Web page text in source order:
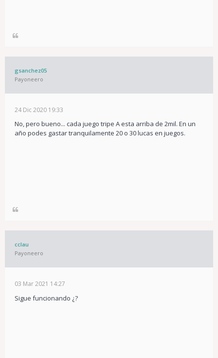
gsanchez05
Payoneero
24 Dic 2020 19:33
No, pero bueno... cada juego tripe A esta arriba de 2mil. En un
año podes gastar tranquilamente 20 o 30 lucas en juegos.
cclau
Payoneero
03 Mar 2021 14:27
Sigue funcionando ¿?